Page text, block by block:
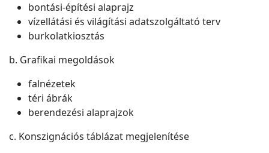
bontási-építési alaprajz
vízellátási és világítási adatszolgáltató terv
burkolatkiosztás
b. Grafikai megoldások
falnézetek
téri ábrák
berendezési alaprajzok
c. Konszignációs táblázat megjelenítése